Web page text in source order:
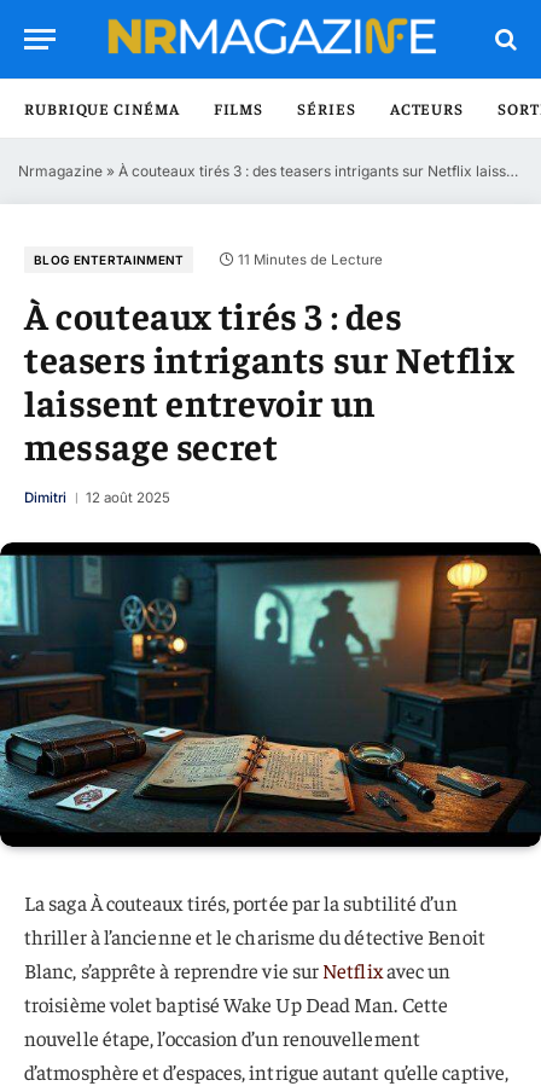
RUBRIQUE CINÉMA FILMS SÉRIES ACTEURS
Nrmagazine » À couteaux tirés 3 : des teasers intrigants sur Netflix laissent entrevoir un message secret
BLOG ENTERTAINMENT 11 Minutes de Lecture
À couteaux tirés 3 : des
teasers intrigants sur Netflix
laissent entrevoir un
message secret
Dimitri 12 août 2025
La saga À couteaux tirés, portée par la subtilité d’un
thriller à l’ancienne et le charisme du détective Benoit
Blanc, s’apprête à reprendre vie surNetflixavec un
troisième volet baptisé Wake Up Dead Man. Cette
nouvelle étape, l’occasion d’un renouvellement
d’atmosphère et d’espaces, intrigue autant qu’elle captive,